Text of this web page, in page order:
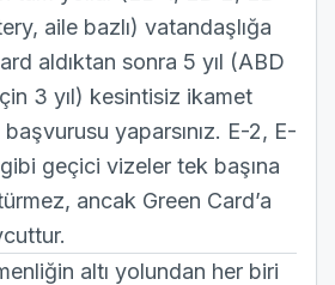
aile bazlı) vatandaşlığa
aldıktan sonra 5 yıl (ABD
3 yıl) kesintisiz ikamet
yaparsınız. E-2, E-
geçici vizeler tek başına
ancak Green Card’a
altı yolundan her biri